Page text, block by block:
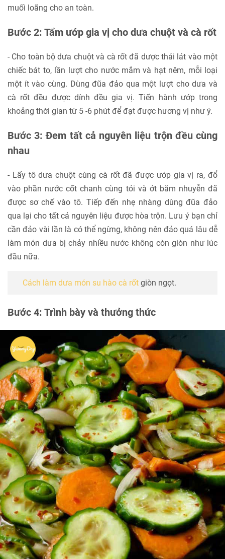
muối loãng cho an toàn.
Bước 2: Tẩm ướp gia vị cho dưa chuột và cà rốt
- Cho toàn bộ dưa chuột và cà rốt đã dược thái lát vào một
chiếc bát to, lần lượt cho nước mắm và hạt nêm, mỗi loại
một ít vào cùng. Dùng đũa đảo qua một lượt cho dưa và
cà rốt đều được dính đều gia vị. Tiến hành ướp trong
khoảng thời gian từ 5 -6 phút để đạt được hương vị như ý.
Bước 3: Đem tất cả nguyên liệu trộn đều cùng
nhau
- Lấy tô dưa chuột cùng cà rốt đã được ướp gia vị ra, đổ
vào phần nước cốt chanh cùng tỏi và ớt băm nhuyễn đã
được sơ chế vào tô. Tiếp đến nhẹ nhàng dùng đũa đảo
qua lại cho tất cả nguyên liệu được hòa trộn. Lưu ý bạn chỉ
cần đảo vài lần là có thể ngừng, không nên đảo quá lâu dễ
làm món dưa bị chảy nhiều nước không còn giòn như lúc
đầu nữa.
Cách làm dưa món su hào cà rốt giòn ngọt.
Bước 4: Trình bày và thưởng thức